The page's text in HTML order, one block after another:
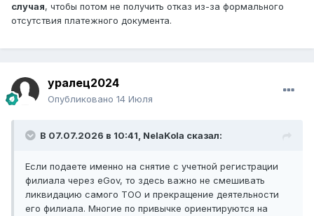
случая, чтобы потом не получить отказ из-за формального
отсутствия платежного документа.
уралец2024
Опубликовано 14 Июля
В 07.07.2026 в 10:41, NelaKola сказал:
Если подаете именно на снятие с учетной регистрации
филиала через eGov, то здесь важно не смешивать
ликвидацию самого ТОО и прекращение деятельности
его филиала. Многие по привычке ориентируются на